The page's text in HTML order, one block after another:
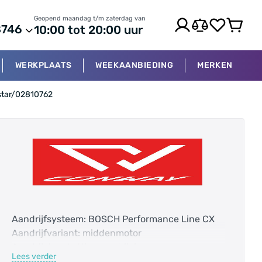
Geopend maandag t/m zaterdag van
10:00 tot 20:00 uur
WERKPLAATS WEEKAANBIEDING MERKEN
02810762
Aandrijfsysteem: BOSCH Performance Line CX
Aandrijfvariant: middenmotor
Lees verder